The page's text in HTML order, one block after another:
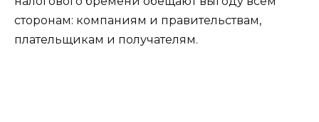
сторонам: компаниям и правительствам,
плательщикам и получателям.